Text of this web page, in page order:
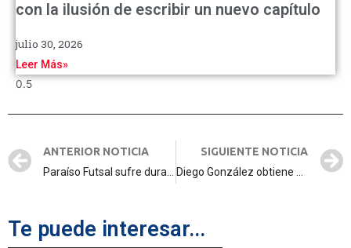
con la ilusión de escribir un nuevo capítulo
julio 30, 2026
Leer Más»
ANTERIOR NOTICIA
Paraíso Futsal sufre dura goleada ante Borussia y firma su peor arranque en la Premier
SIGUIENTE NOTICIA
Diego González obtiene nacionalidad costarricense.
Te puede interesar...